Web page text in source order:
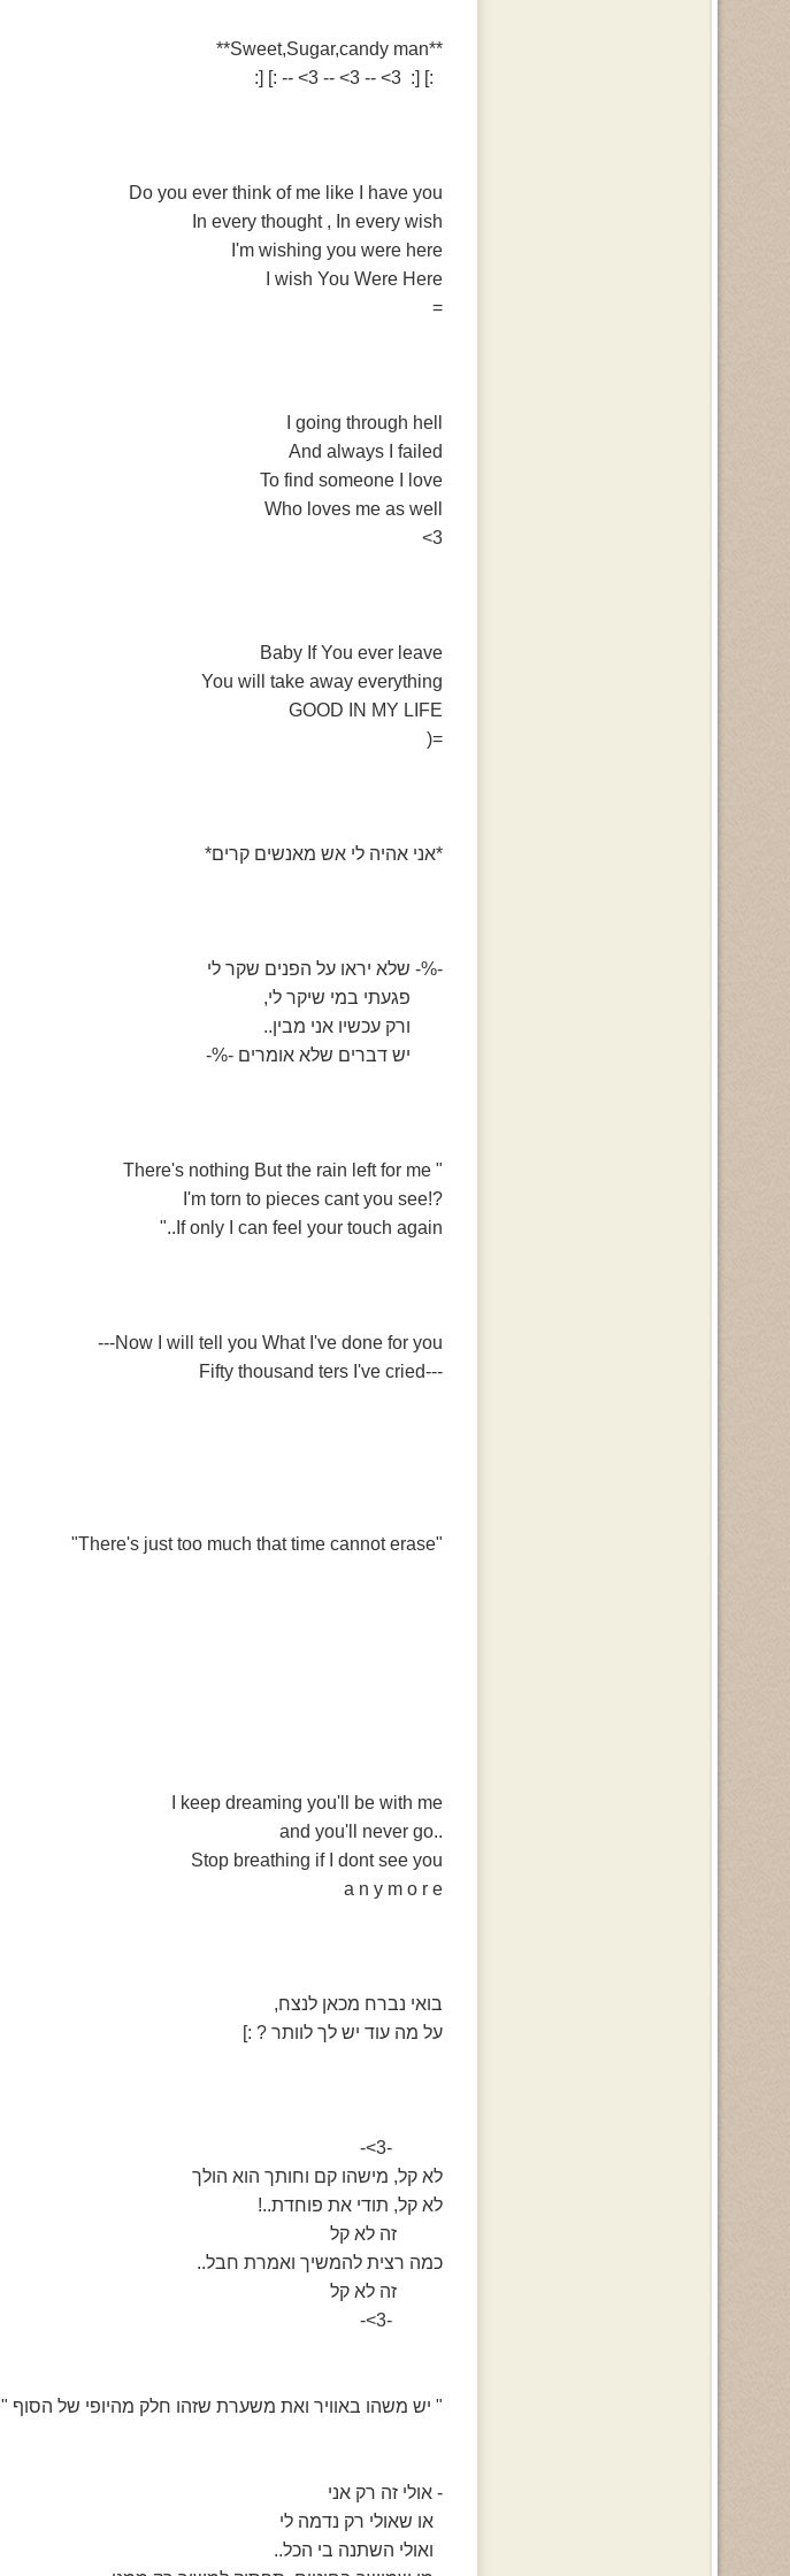
**Sweet,Sugar,candy man**
:] [: 3> -- 3> -- 3> -- :] [:
Do you ever think of me like I have you
In every thought , In every wish
I'm wishing you were here
I wish You Were Here
=
I going through hell
And always I failed
To find someone I love
Who loves me as well
3>
Baby If You ever leave
You will take away everything
GOOD IN MY LIFE
=(
*אני אהיה לי אש מאנשים קרים*
-%- שלא יראו על הפנים שקר לי
פגעתי במי שיקר לי,
ורק עכשיו אני מבין..
יש דברים שלא אומרים -%-
" There's nothing But the rain left for me
?!I'm torn to pieces cant you see
If only I can feel your touch again.."
Now I will tell you What I've done for you---
---Fifty thousand ters I've cried
"There's just too much that time cannot erase"
I keep dreaming you'll be with me
..and you'll never go
Stop breathing if I dont see you
a n y m o r e
בואי נברח מכאן לנצח,
על מה עוד יש לך לוותר ? :]
-3>-
לא קל, מישהו קם וחותך הוא הולך
לא קל, תודי את פוחדת..!
זה לא קל
כמה רצית להמשיך ואמרת חבל..
זה לא קל
-3>-
" יש משהו באוויר ואת משערת שזהו חלק מהיופי של הסוף "
- אולי זה רק אני
או שאולי רק נדמה לי
ואולי השתנה בי הכל..